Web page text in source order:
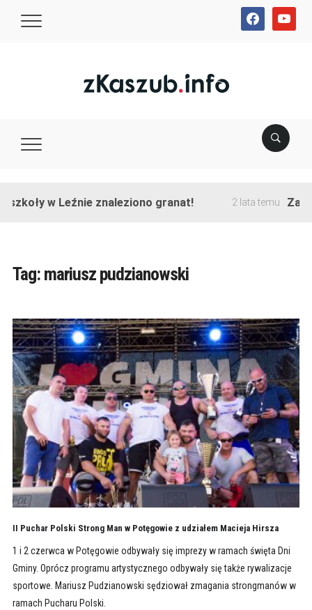
facebookyoutube
w Leźnie znaleziono granat! 2 lata temu
Tag: mariusz pudzianowski
II Puchar Polski Strong Man w Potęgowie z udziałem Macieja Hirsza
1 i 2 czerwca w Potęgowie odbywały się imprezy w ramach święta Dni
Gminy. Oprócz programu artystycznego odbywały się także rywalizacje
sportowe. Mariusz Pudzianowski sędziował zmagania strongmanów w
ramach Pucharu Polski.